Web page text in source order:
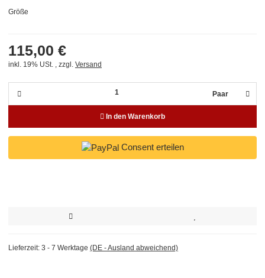
Größe
115,00 €
inkl. 19% USt. , zzgl. Versand
Paar
In den Warenkorb
Consent erteilen
Lieferzeit: 3 - 7 Werktage (DE - Ausland abweichend)